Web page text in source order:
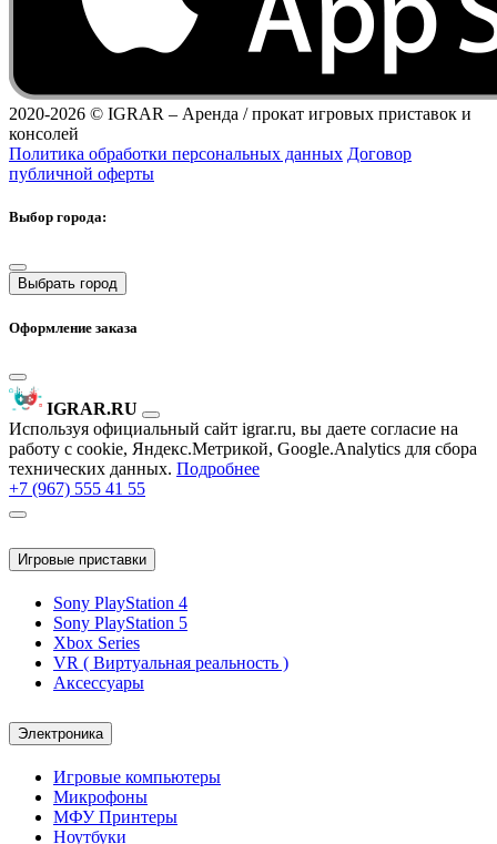
2020-2026 © IGRAR – Аренда / прокат игровых приставок и
консолей
Политика обработки персональных данных Договор
публичной оферты
Выбор города:
Выбрать город
Оформление заказа
IGRAR.RU
Используя официальный сайт igrar.ru, вы даете согласие на
работу с cookie, Яндекс.Метрикой, Google.Analytics для сбора
технических данных. Подробнее
+7 (967) 555 41 55
Игровые приставки
Sony PlayStation 4
Sony PlayStation 5
Xbox Series
VR ( Виртуальная реальность )
Аксессуары
Электроника
Игровые компьютеры
Микрофоны
МФУ Принтеры
Ноутбуки